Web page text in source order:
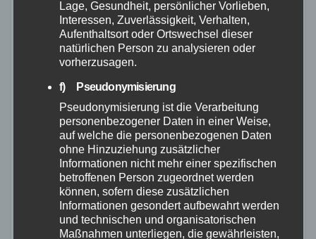
Widerstand gegen
Vollstreckungsbeamte
25. SEP. 2023
Am frühen Sonntagmorgen (24.09.2023) wurde die
Polizei Linz zu einer Schlägerei und mit einer
bewusstlosen Person vor einer Gaststätte auf dem
Marktplatz in Linz gerufen. Während der
Sachverhaltsaufnahme und der…
Lage, Gesundheit, persönlicher Vorlieben,
Interessen, Zuverlässigkeit, Verhalten,
Aufenthaltsort oder Ortswechsel dieser
natürlichen Person zu analysieren oder
vorherzusagen.
f) Pseudonymisierung
Pseudonymisierung ist die Verarbeitung
personenbezogener Daten in einer Weise,
auf welche die personenbezogenen Daten
ohne Hinzuziehung zusätzlicher
Informationen nicht mehr einer spezifischen
betroffenen Person zugeordnet werden
können, sofern diese zusätzlichen
Informationen gesondert aufbewahrt werden
und technischen und organisatorischen
Maßnahmen unterliegen, die gewährleisten,